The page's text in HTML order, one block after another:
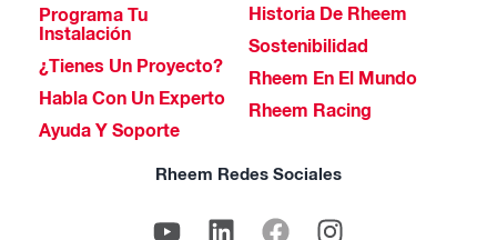
Programa Tu
Instalación
¿Tienes Un Proyecto?
Habla Con Un Experto
Ayuda Y Soporte
Historia De Rheem
Sostenibilidad
Rheem En El Mundo
Rheem Racing
Rheem Redes Sociales